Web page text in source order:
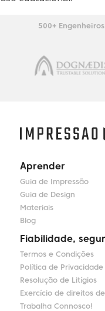
500+
Aprender
Guia de Impressão
Guia de Design
Materiais
Blog
Fiabilidade,
Termos e Condições
Política de Privacidade
Resolução de Litígios
Exercício de direitos
Trabalha Connosco!